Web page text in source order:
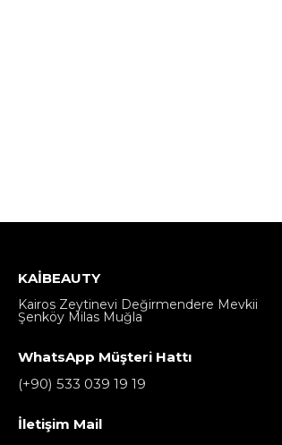
KAİBEAUTY
Kairos Zeytinevi Değirmendere Mevkii
Şenköy Milas Muğla
WhatsApp Müşteri Hattı
(+90) 533 039 19 19
İletişim Mail